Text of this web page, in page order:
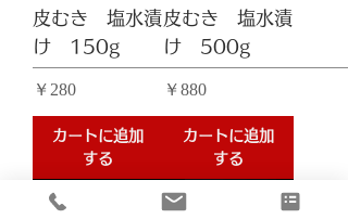
皮むき 塩水漬
け 150g
価格
￥280
カートに追加
する
皮むき 塩水漬
け 500g
価格
￥880
カートに追加
する